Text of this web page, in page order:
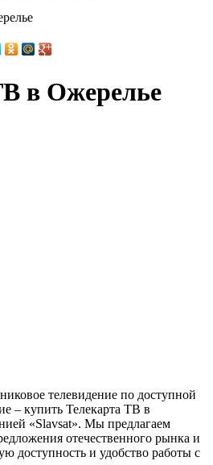
в Ожерелье
телевидение по доступной
– купить Телекарта ТВ в
«Slavsat». Мы предлагаем
отечественного рынка и
доступность и удобство работы с